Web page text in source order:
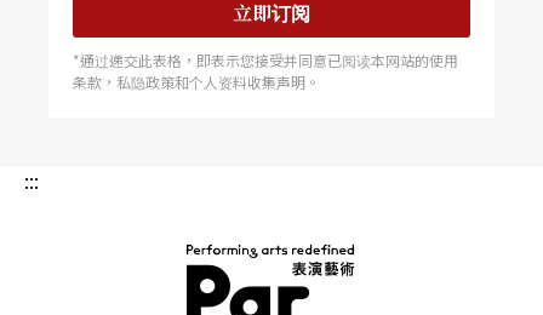
演出，这两个黑盒子剧场可以在没有布景的情况
下，以较低的成本实验新作品，让年轻人增加经
验，同时也评估他们是否准备好登上主要舞台，或
但你必须大胆地去挑战限制，且不能超过太多。有
时候（编舞家与舞团）的结合并不好。这是从事艺
立即订阅
*通过递交此表格，即表示您接受并同意已阅读本网站的使用
条款，私隐政策和个人资料收集声明。
:::